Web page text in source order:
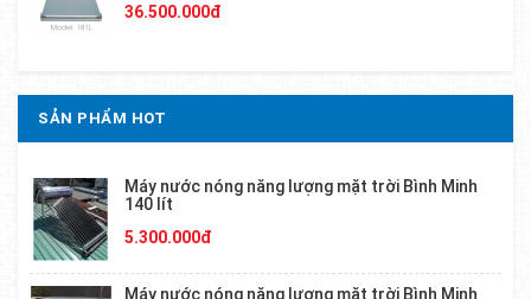
36.500.000đ
SẢN PHẨM HOT
Máy nước nóng năng lượng mặt trời Bình Minh
140 lít
5.300.000đ
Máy nước nóng năng lượng mặt trời Bình Minh